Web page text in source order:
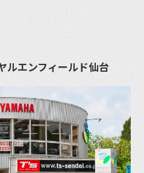
ルエンフィールド仙台